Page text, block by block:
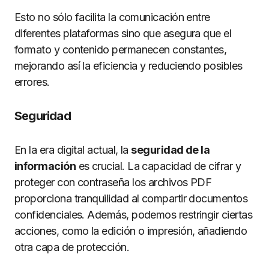
Esto no sólo facilita la comunicación entre
diferentes plataformas sino que asegura que el
formato y contenido permanecen constantes,
mejorando así la eficiencia y reduciendo posibles
errores.
Seguridad
En la era digital actual, la seguridad de la
información es crucial. La capacidad de cifrar y
proteger con contraseña los archivos PDF
proporciona tranquilidad al compartir documentos
confidenciales. Además, podemos restringir ciertas
acciones, como la edición o impresión, añadiendo
otra capa de protección.